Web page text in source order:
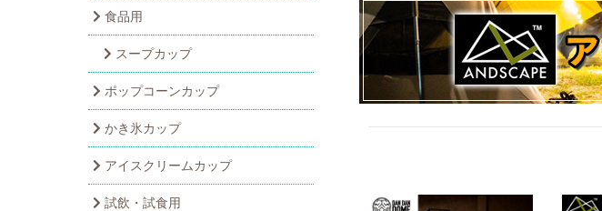
食品用
スープカップ
ポップコーンカップ
かき氷カップ
アイスクリームカップ
試飲・試食用